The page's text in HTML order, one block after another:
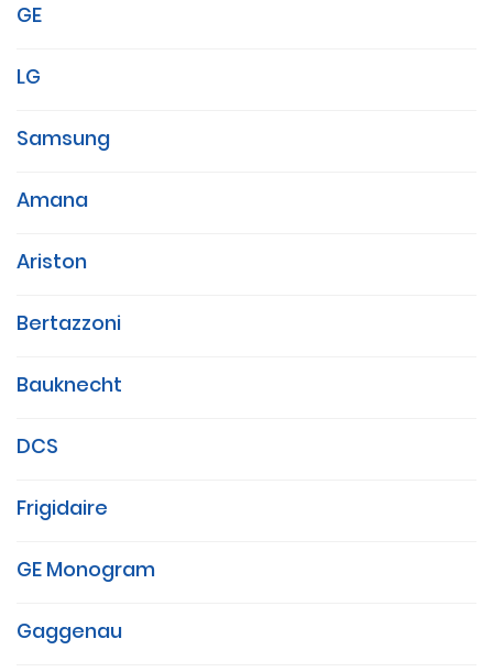
GE
LG
Samsung
Amana
Ariston
Bertazzoni
Bauknecht
DCS
Frigidaire
GE Monogram
Gaggenau